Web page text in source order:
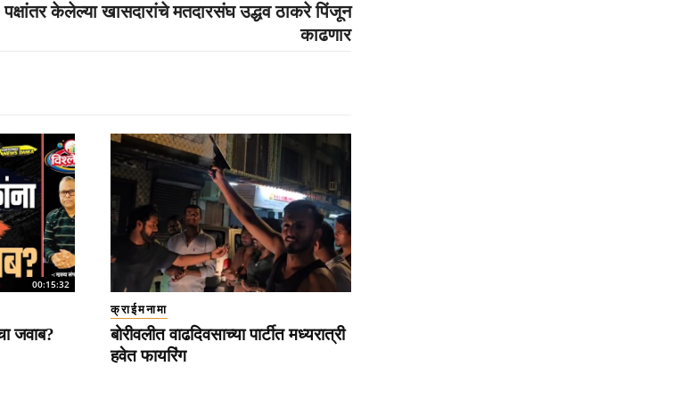
पक्षांतर केलेल्या खासदारांचे मतदारसंघ उद्धव ठाकरे पिंजून
काढणार
00:15:32
जवाब?
क्राईमनामा
बोरीवलीत वाढदिवसाच्या पार्टीत मध्यरात्री
हवेत फायरिंग